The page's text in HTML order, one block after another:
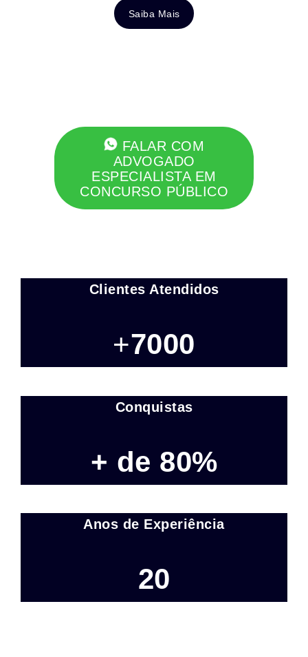
Saiba Mais
FALAR COM
ADVOGADO
ESPECIALISTA EM
CONCURSO PÚBLICO
Clientes Atendidos
+7000
Conquistas
+ de 80%
Anos de Experiência
20